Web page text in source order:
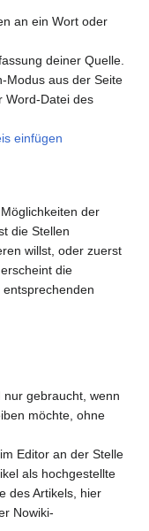
an ein Wort oder
deiner Quelle.
Modus aus der Seite
Word-Datei des
einfügen
der
die Stellen
willst, oder zuerst
die
gebraucht, wenn
möchte, ohne
Editor an der Stelle
als hochgestellte
des Artikels, hier
Nowiki-